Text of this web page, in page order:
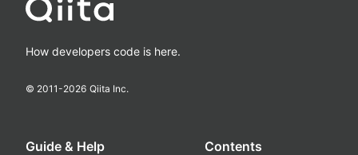
How developers code is here.
© 2011-2026 Qiita Inc.
Guide & Help Contents